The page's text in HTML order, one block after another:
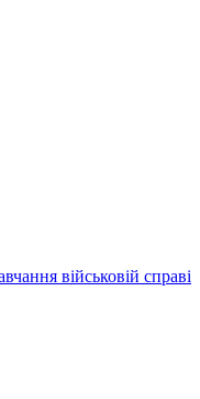
військовій справі